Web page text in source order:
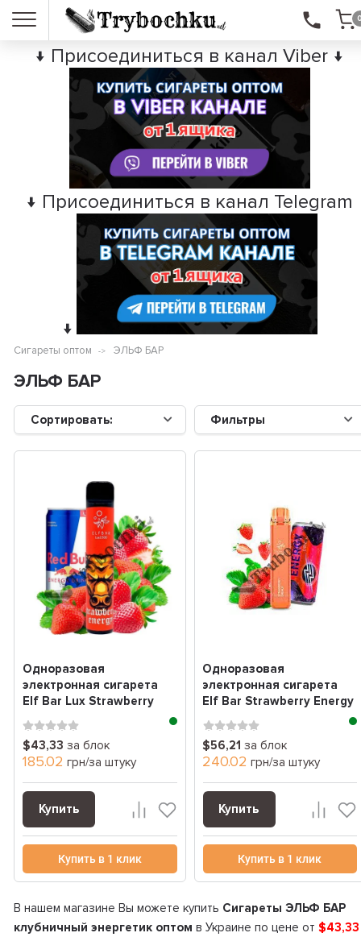
↓ Присоединиться в канал Viber ↓
↓ Присоединиться в канал Telegram
↓
Сигареты оптом ЭЛЬФ БАР
ЭЛЬФ БАР
Сортировать: Фильтры
Одноразовая
электронная сигарета
Elf Bar Lux Strawberry
energy (клубничный э...
$43,33 за блок
185.02 грн/за штуку
Купить
Купить в 1 клик
Одноразовая
электронная сигарета
Elf Bar Strawberry Energy
(клубничный энерге...
$56,21 за блок
240.02 грн/за штуку
Купить
Купить в 1 клик
В нашем магазине Вы можете купить Сигареты ЭЛЬФ БАР
клубничный энергетик оптом в Украине по цене от